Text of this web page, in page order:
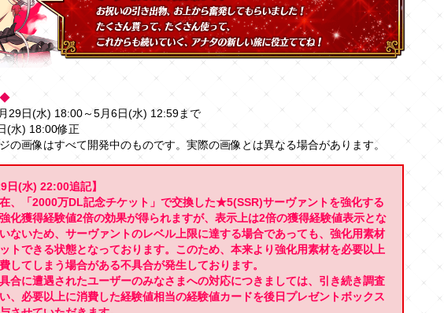
◆
29日(水) 18:00～5月6日(水) 12:59まで
(水) 18:00修正
の画像はすべて開発中のものです。実際の画像とは異なる場合があります。
日(水) 22:00追記】
、「2000万DL記念チケット」で交換した★5(SSR)サーヴァントを強化する
化獲得経験値2倍の効果が得られますが、表示上は2倍の獲得経験値表示とな
ないため、サーヴァントのレベル上限に達する場合であっても、強化用素材
トできる状態となっております。このため、本来より強化用素材を必要以上
してしまう場合がある不具合が発生しております。
合に遭遇されたユーザーのみなさまへの対応につきましては、引き続き調査
、必要以上に消費した経験値相当の経験値カードを後日プレゼントボックス